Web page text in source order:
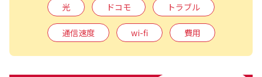
光 ドコモ トラブル
通信速度 wi-fi 費用
通信機器 インターネット